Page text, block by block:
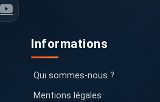
Informations
Qui sommes-nous ?
Mentions légales